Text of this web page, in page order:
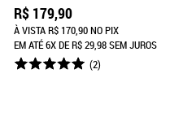
R$ 179,90
À VISTAR$ 170,90NO PIX
EM ATÉ6XDER$ 29,98SEM JUROS
(2)